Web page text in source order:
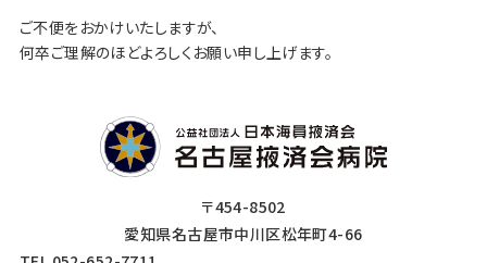
ご不便をおかけいたしますが、
何卒ご理解のほどよろしくお願い申し上げます。
〒454-8502
愛知県名古屋市中川区松年町4-66